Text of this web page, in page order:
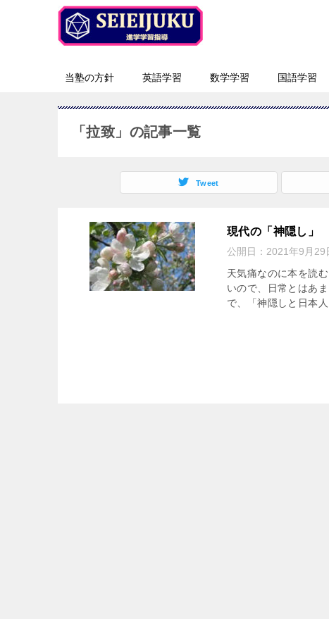
当塾の方針 英語学習 数学学習 国語学習
「拉致」の記事一覧
Tweet
現代の「神隠し」
公開日： 2021年9月29
天気痛なのに本を読
いので、日常とはあ
で、「神隠しと日本